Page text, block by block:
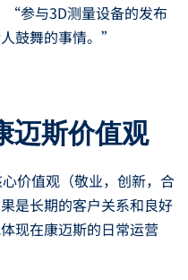
“参与3D测量设备的发布
鼓舞的事情。”
迈斯价值观
价值观（敬业，创新，合
是长期的客户关系和良好
现在康迈斯的日常运营